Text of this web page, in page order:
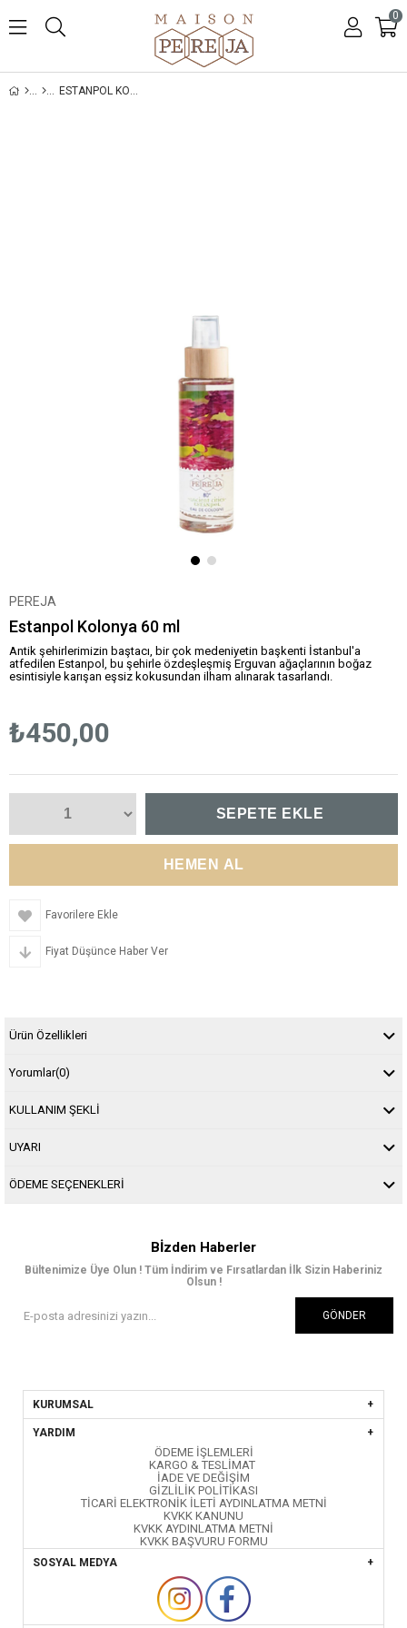
0
ESTANPOL KOLONYA 60 ML
PEREJA
Estanpol Kolonya 60 ml
Antik şehirlerimizin baştacı, bir çok medeniyetin başkenti İstanbul'a
atfedilen Estanpol, bu şehirle özdeşleşmiş Erguvan ağaçlarının boğaz
esintisiyle karışan eşsiz kokusundan ilham alınarak tasarlandı.
₺450,00
Favorilere Ekle
Fiyat Düşünce Haber Ver
Ürün Özellikleri
Yorumlar(0)
KULLANIM ŞEKLİ
UYARI
ÖDEME SEÇENEKLERİ
Bİzden Haberler
Bültenimize Üye Olun ! Tüm İndirim ve Fırsatlardan İlk Sizin Haberiniz
Olsun !
GÖNDER
KURUMSAL
YARDIM
ÖDEME İŞLEMLERİ
KARGO & TESLİMAT
İADE VE DEĞİŞİM
GİZLİLİK POLİTİKASI
TİCARİ ELEKTRONİK İLETİ AYDINLATMA METNİ
KVKK KANUNU
KVKK AYDINLATMA METNİ
KVKK BAŞVURU FORMU
SOSYAL MEDYA